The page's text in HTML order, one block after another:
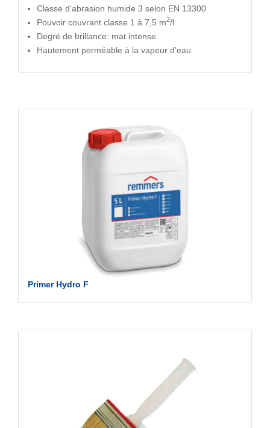
Classe d'abrasion humide 3 selon EN 13300
Pouvoir couvrant classe 1 à 7,5 m2/l
Degré de brillance: mat intense
Hautement perméable à la vapeur d'eau
Primer Hydro F